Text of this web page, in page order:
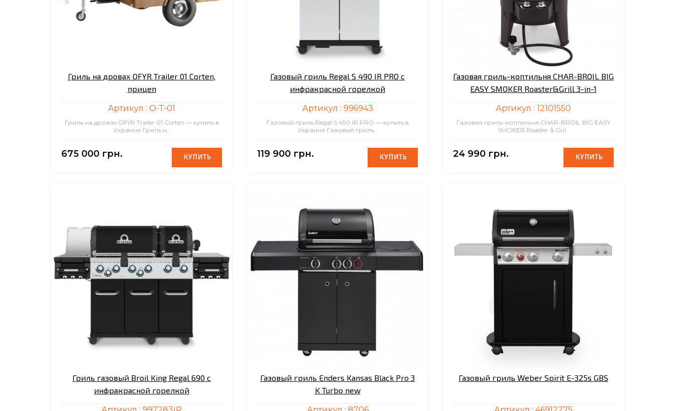
Гриль на дровах OFYR Trailer 01 Corten,
прицеп
Артикул : O-T-01
Гриль на дровах OFYR Trailer 01 Corten — купить в
Украине Гриль н..
675 000 грн. КУПИТЬ
КУПИТЬ
Газовый гриль Regal S 490 IR PRO с
инфракрасной горелкой
Артикул : 996943
Газовый гриль Regal S 490 IR PRO — купить в
Украине Газовый гриль..
119 900 грн. КУПИТЬ
КУПИТЬ
Газовая гриль-коптильня CHAR-BROIL BIG
EASY SMOKER Roaster&Grill 3-in-1
Артикул : 12101550
Газовая гриль-коптильня CHAR-BROIL BIG EASY
SMOKER Roaster & Gril..
24 990 грн. КУПИТЬ
КУПИТЬ
Гриль газовый Broil King Regal 690 с
инфракрасной горелкой
Газовый гриль Enders Kansas Black Pro 3
K Turbo new
Газовый гриль Weber Spirit E-325s GBS